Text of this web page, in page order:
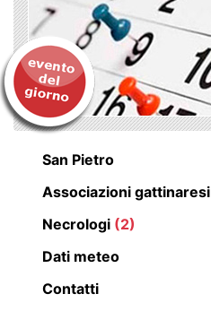
San Pietro
Associazioni gattinaresi
Necrologi (2)
Dati meteo
Contatti